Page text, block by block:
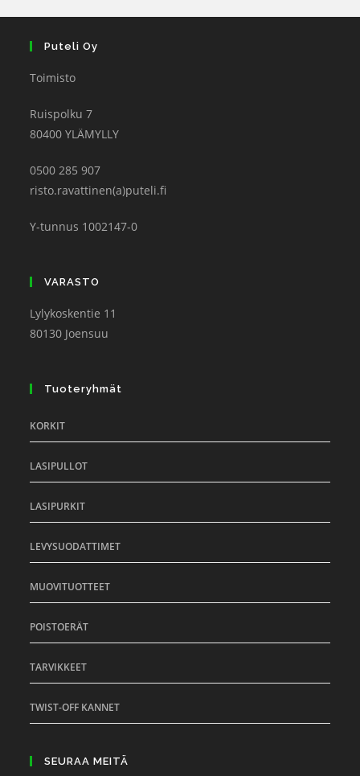
Puteli Oy
Toimisto
Ruispolku 7
80400 YLÄMYLLY
0500 285 907
risto.ravattinen(a)puteli.fi
Y-tunnus 1002147-0
VARASTO
Lylykoskentie 11
80130 Joensuu
Tuoteryhmät
KORKIT
LASIPULLOT
LASIPURKIT
LEVYSUODATTIMET
MUOVITUOTTEET
POISTOERÄT
TARVIKKEET
TWIST-OFF KANNET
SEURAA MEITÄ